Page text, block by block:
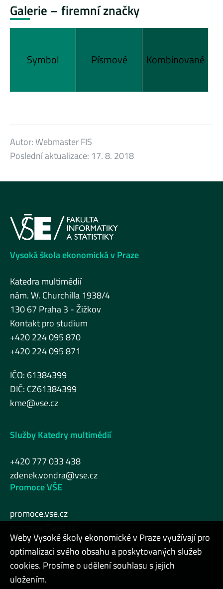
Galerie – firemní značky
Symbol Písmové Kombinované
Autor:Webmaster FIS
Poslední aktualizace: 17. 8. 2018
Vysoká škola ekonomická v Praze
Katedra multimédií
nám. W. Churchilla 1938/4
130 67 Praha 3 - Žižkov
Kontakt pro studium
+420 224 095 870
+420 224 095 871
IČO: 61384399
DIČ: CZ61384399
kme@vse.cz
Služby Katedry multimédií
+420 777 033 438
zdenek.vondra@vse.cz
Promoce VŠE
promoce.vse.cz
Admin
Weby Vysoké školy ekonomické v Praze využívají pro
optimalizaci svého obsahu a poskytovaných služeb
cookies. Prosíme o udělení souhlasu s jejich
uložením.